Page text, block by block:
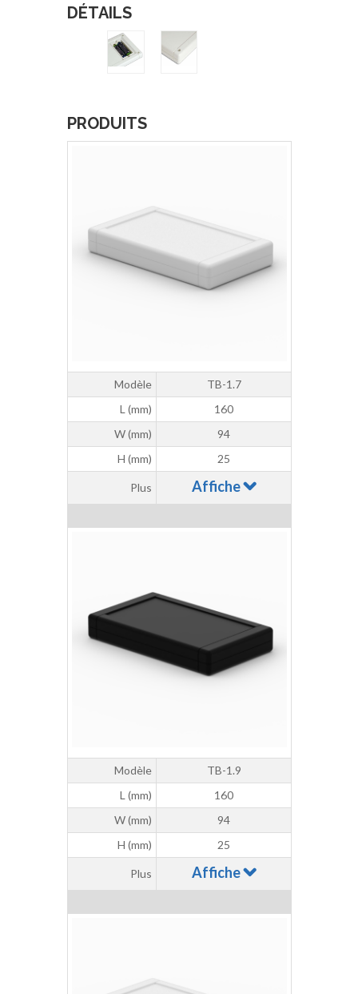
DÉTAILS
PRODUITS
Modèle
TB-1.7
L (mm)
160
W (mm)
94
H (mm)
25
Plus Affiche
Modèle
TB-1.9
L (mm)
160
W (mm)
94
H (mm)
25
Plus Affiche